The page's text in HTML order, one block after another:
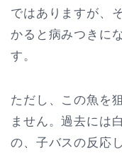
ではありますが、
かると病みつきに
す。
ただし、この魚を
ません。過去には
の、子バスの反応